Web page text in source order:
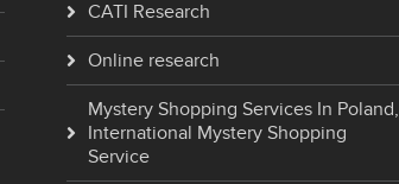
CATI Research
Online research
Mystery Shopping Services In Poland,
International Mystery Shopping
Service